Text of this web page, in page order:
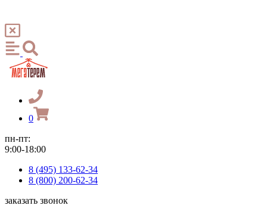
0
пн-пт:
9:00-18:00
8 (495) 133-62-34
8 (800) 200-62-34
заказать звонок